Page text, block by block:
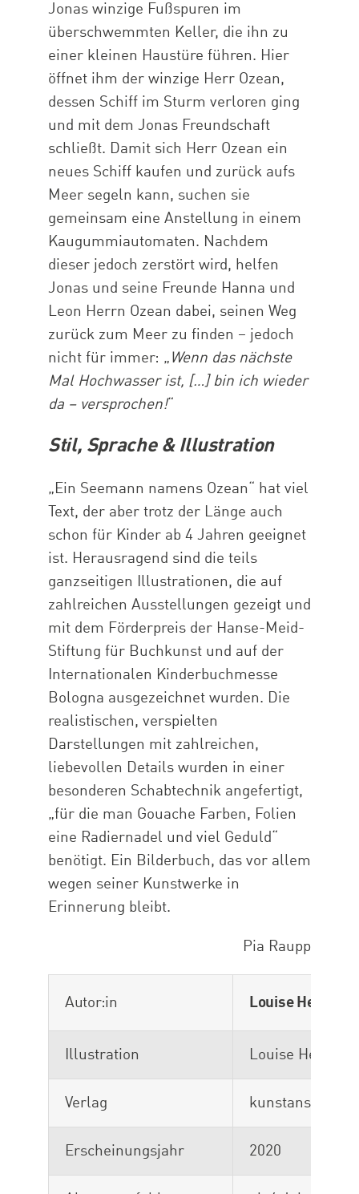
Jonas winzige Fußspuren im
überschwemmten Keller, die ihn zu
einer kleinen Haustüre führen. Hier
öffnet ihm der winzige Herr Ozean,
dessen Schiff im Sturm verloren ging
und mit dem Jonas Freundschaft
schließt. Damit sich Herr Ozean ein
neues Schiff kaufen und zurück aufs
Meer segeln kann, suchen sie
gemeinsam eine Anstellung in einem
Kaugummiautomaten. Nachdem
dieser jedoch zerstört wird, helfen
Jonas und seine Freunde Hanna und
Leon Herrn Ozean dabei, seinen Weg
zurück zum Meer zu finden – jedoch
nicht für immer: „ Wenn das nächste
Mal Hochwasser ist, […] bin ich wieder
da – versprochen!“
Stil, Sprache & Illustration
„Ein Seemann namens Ozean“ hat viel
Text, der aber trotz der Länge auch
schon für Kinder ab 4 Jahren geeignet
ist. Herausragend sind die teils
ganzseitigen Illustrationen, die auf
zahlreichen Ausstellungen gezeigt und
mit dem Förderpreis der Hanse-Meid-
Stiftung für Buchkunst und auf der
Internationalen Kinderbuchmesse
Bologna ausgezeichnet wurden. Die
realistischen, verspielten
Darstellungen mit zahlreichen,
liebevollen Details wurden in einer
besonderen Schabtechnik angefertigt,
„für die man Gouache Farben, Folien
eine Radiernadel und viel Geduld“
benötigt. Ein Bilderbuch, das vor allem
wegen seiner Kunstwerke in
Erinnerung bleibt.
Pia Raupp
Autor:in Louise Heymans
Illustration Louise
Verlag kunstanstifter
Erscheinungsjahr 2020